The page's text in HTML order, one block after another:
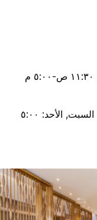
الاثنين, الثلاثاء, الأربعاء, الخميس, الجمعة, السبت, الأحد: ٥:٠٠